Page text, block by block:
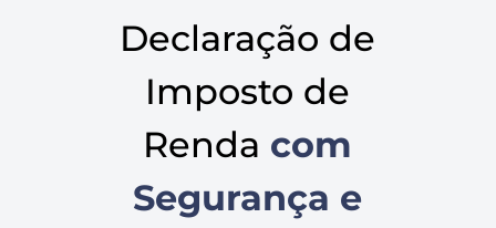
Declaração de
Imposto de
Renda com
Segurança e